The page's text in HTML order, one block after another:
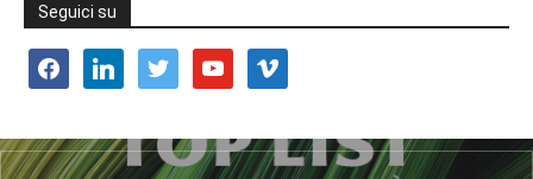
Seguici su
facebooklinkedin twitter youtube vimeo